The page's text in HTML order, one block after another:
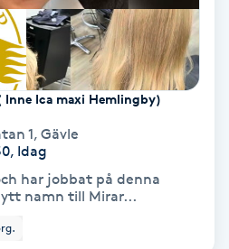
Inne Ica maxi Hemlingby)
1, Gävle
Idag
har jobbat på denna
namn till Mirar...